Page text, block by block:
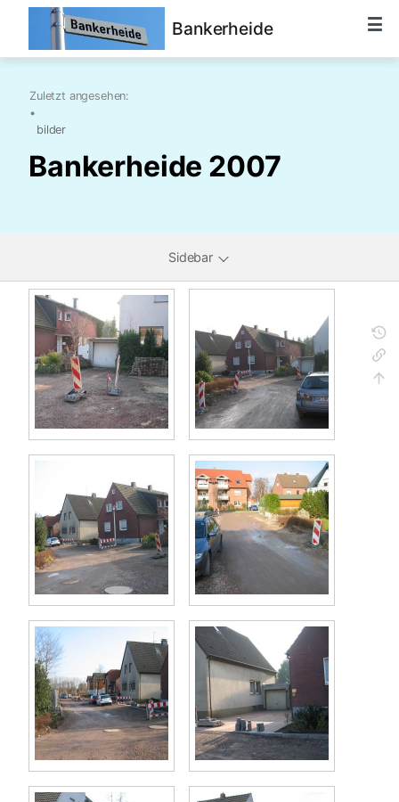
Bankerheide
Zuletzt angesehen:
•
bilder
Bankerheide 2007
Sidebar